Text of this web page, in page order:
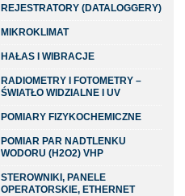
REJESTRATORY (DATALOGGERY)
MIKROKLIMAT
HAŁAS I WIBRACJE
RADIOMETRY I FOTOMETRY –
ŚWIATŁO WIDZIALNE I UV
POMIARY FIZYKOCHEMICZNE
POMIAR PAR NADTLENKU
WODORU (H2O2) VHP
STEROWNIKI, PANELE
OPERATORSKIE, ETHERNET